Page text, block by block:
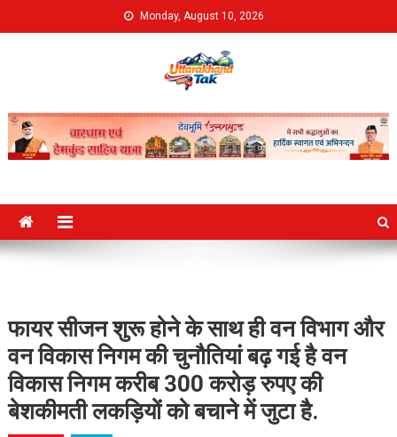
to
Monday, August 10, 2026
Uttarakhand Tak
फायर सीजन शुरू होने के साथ ही वन विभाग और
वन विकास निगम की चुनौतियां बढ़ गई है वन
विकास निगम करीब 300 करोड़ रुपए की
बेशकीमती लकड़ियों को बचाने में जुटा है.